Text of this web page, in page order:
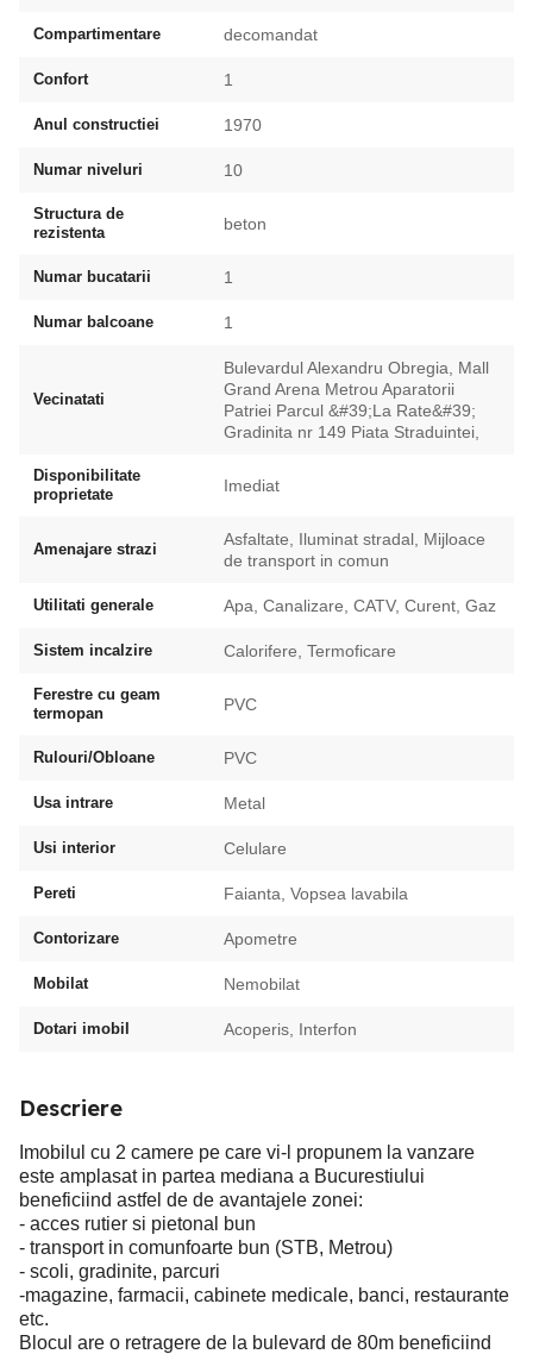
Compartimentare decomandat
Confort 1
Anul constructiei 1970
Numar niveluri 10
Structura de
rezistenta
beton
Numar bucatarii 1
Numar balcoane 1
Vecinatati
Bulevardul Alexandru Obregia, Mall
Grand Arena Metrou Aparatorii
Patriei Parcul &#39;La Rate&#39;
Gradinita nr 149 Piata Straduintei,
Disponibilitate
proprietate
Imediat
Amenajare strazi
Asfaltate, Iluminat stradal, Mijloace
de transport in comun
Utilitati generale Apa, Canalizare, CATV, Curent, Gaz
Sistem incalzire Calorifere, Termoficare
Ferestre cu geam
termopan
PVC
Rulouri/Obloane PVC
Usa intrare Metal
Usi interior Celulare
Pereti Faianta, Vopsea lavabila
Contorizare Apometre
Mobilat Nemobilat
Dotari imobil Acoperis, Interfon
Descriere
Imobilul cu 2 camere pe care vi-l propunem la vanzare
este amplasat in partea mediana a Bucurestiului
beneficiind astfel de de avantajele zonei:
- acces rutier si pietonal bun
- transport in comunfoarte bun (STB, Metrou)
- scoli, gradinite, parcuri
-magazine, farmacii, cabinete medicale, banci, restaurante
etc.
Blocul are o retragere de la bulevard de 80m beneficiind